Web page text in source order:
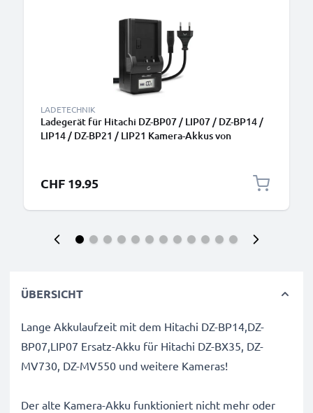
LADETECHNIK
Ladegerät für Hitachi DZ-BP07 / LIP07 / DZ-BP14 /
LIP14 / DZ-BP21 / LIP21 Kamera-Akkus von
CHF 19.95
ÜBERSICHT
Lange Akkulaufzeit mit dem Hitachi DZ-BP14,DZ-
BP07,LIP07 Ersatz-Akku für Hitachi DZ-BX35, DZ-
MV730, DZ-MV550 und weitere Kameras!
Der alte Kamera-Akku funktioniert nicht mehr oder